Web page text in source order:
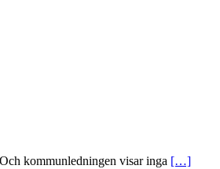
kommunledningen visar inga […]